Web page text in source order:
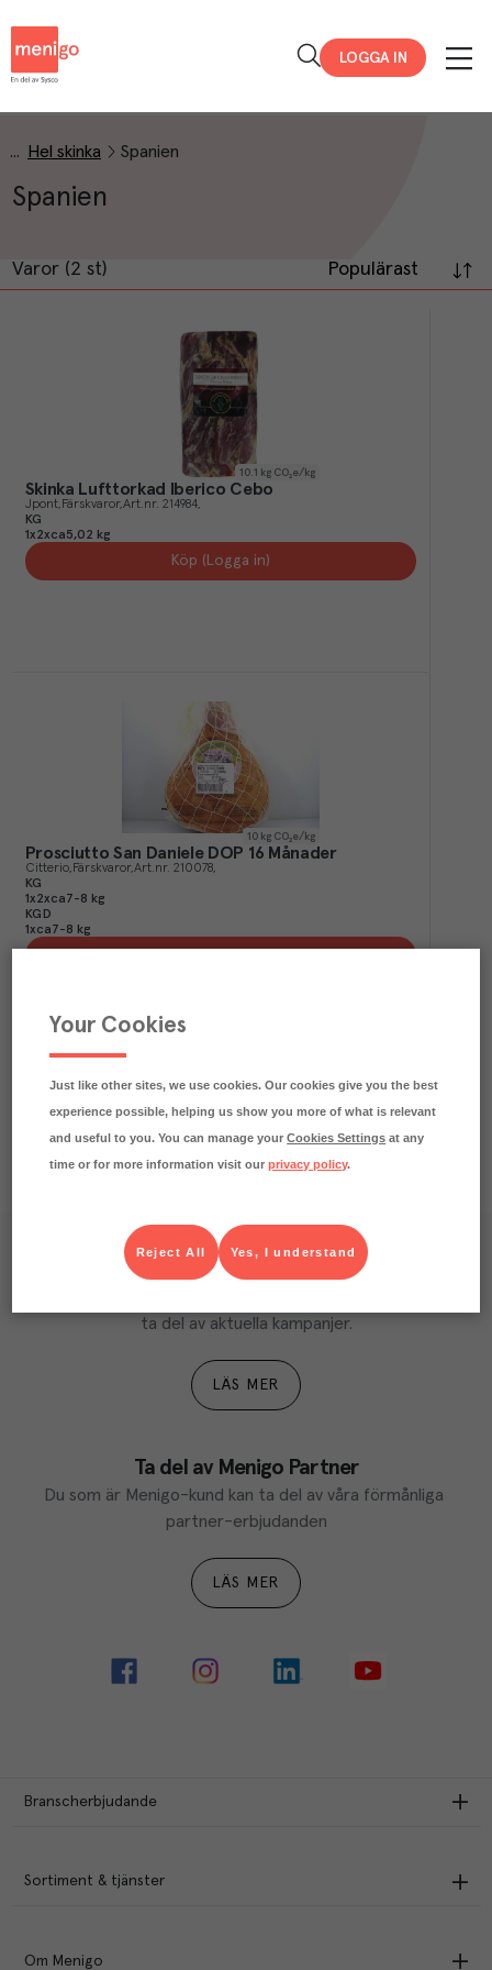
LOGGA IN
Hel skinka Spanien
Spanien
Varor (2 st) Populärast
10.1 kg CO₂e/kg
Skinka Lufttorkad Iberico Cebo
Jpont Färskvaror Art.nr. 214984
KG
1x2xca5,02 kg
Köp (Logga in)
10 kg CO₂e/kg
Prosciutto San Daniele DOP 16 Månader
Citterio Färskvaror Art.nr. 210078
KG
1x2xca7-8 kg
KGD
1xca7-8 kg
Våra kundtidningar
ta del av aktuella kampanjer.
LÄS MER
Ta del av Menigo Partner
Du som är Menigo-kund kan ta del av våra förmånliga
partner-erbjudanden
LÄS MER
Branscherbjudande
Sortiment & tjänster
Om Menigo
Your Cookies
Just like other sites, we use cookies. Our cookies give you the best
experience possible, helping us show you more of what is relevant
and useful to you. You can manage yourCookies Settings at any
time or for more information visit ourprivacy policy.
Yes, I understand
Reject All